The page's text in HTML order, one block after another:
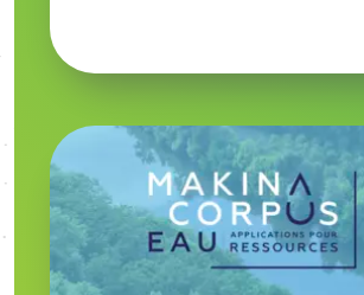
Voir l'article
Image